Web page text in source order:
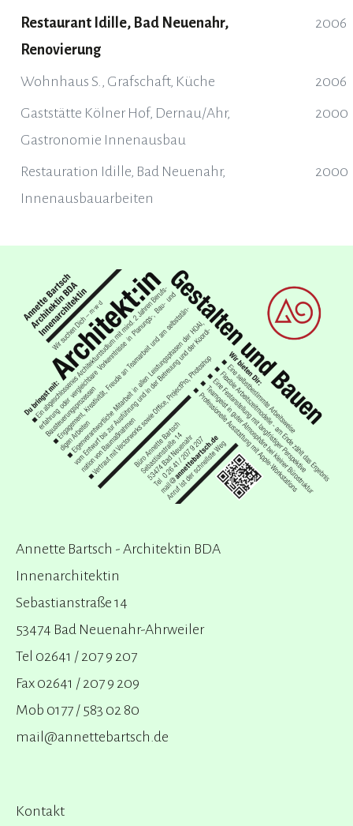
Restaurant Idille, Bad Neuenahr,
Renovierung
2006
Wohnhaus S., Grafschaft, Küche
2006
Gaststätte Kölner Hof, Dernau/Ahr,
Gastronomie Innenausbau
2000
Restauration Idille, Bad Neuenahr,
Innenausbauarbeiten
2000
Annette Bartsch - Architektin BDA
Innenarchitektin
Sebastianstraße 14
53474 Bad Neuenahr-Ahrweiler
Tel 02641 / 207 9 207
Fax 02641 / 207 9 209
Mob 0177 / 583 02 80
mail@annettebartsch.de
Kontakt